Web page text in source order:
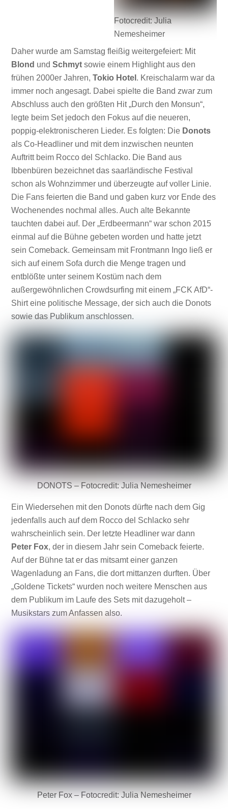
Fotocredit: Julia
Nemesheimer
Daher wurde am Samstag fleißig weitergefeiert: Mit
Blond undSchmyt sowie einem Highlight aus den
frühen 2000er Jahren,Tokio Hotel . Kreischalarm war da
immer noch angesagt. Dabei spielte die Band zwar zum
Abschluss auch den größten Hit „Durch den Monsun“,
legte beim Set jedoch den Fokus auf die neueren,
poppig-elektronischeren Lieder. Es folgten: Die Donots
als Co-Headliner und mit dem inzwischen neunten
Auftritt beim Rocco del Schlacko. Die Band aus
Ibbenbüren bezeichnet das saarländische Festival
schon als Wohnzimmer und überzeugte auf voller Linie.
Die Fans feierten die Band und gaben kurz vor Ende des
Wochenendes nochmal alles. Auch alte Bekannte
tauchten dabei auf. Der „Erdbeermann“ war schon 2015
einmal auf die Bühne gebeten worden und hatte jetzt
sein Comeback. Gemeinsam mit Frontmann Ingo ließ er
sich auf einem Sofa durch die Menge tragen und
entblößte unter seinem Kostüm nach dem
außergewöhnlichen Crowdsurfing mit einem „FCK AfD“-
Shirt eine politische Message, der sich auch die Donots
sowie das Publikum anschlossen.
DONOTS – Fotocredit: Julia Nemesheimer
Ein Wiedersehen mit den Donots dürfte nach dem Gig
jedenfalls auch auf dem Rocco del Schlacko sehr
wahrscheinlich sein. Der letzte Headliner war dann
Peter Fox, der in diesem Jahr sein Comeback feierte.
Auf der Bühne tat er das mitsamt einer ganzen
Wagenladung an Fans, die dort mittanzen durften. Über
„Goldene Tickets“ wurden noch weitere Menschen aus
dem Publikum im Laufe des Sets mit dazugeholt –
Musikstars zum Anfassen also.
Peter Fox – Fotocredit: Julia Nemesheimer